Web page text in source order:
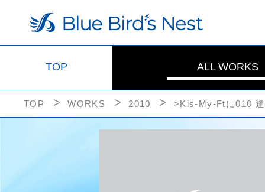
TOP ALL WORKS
TOP WORKS 2010 >Kis-My-Ftに010